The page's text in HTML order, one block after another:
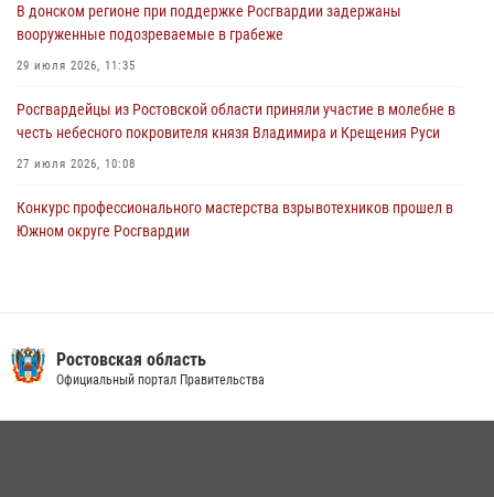
15 июля 2026, 06:39
В донском регионе при поддержке Росгвардии задержаны
вооруженные подозреваемые в грабеже
29 июля 2026, 11:35
Росгвардейцы из Ростовской области приняли участие в молебне в
честь небесного покровителя князя Владимира и Крещения Руси
27 июля 2026, 10:08
Конкурс профессионального мастерства взрывотехников прошел в
Южном округе Росгвардии
продажи
13 июля 2026, 10:22
Ростовская область
Официальный портал Правительства